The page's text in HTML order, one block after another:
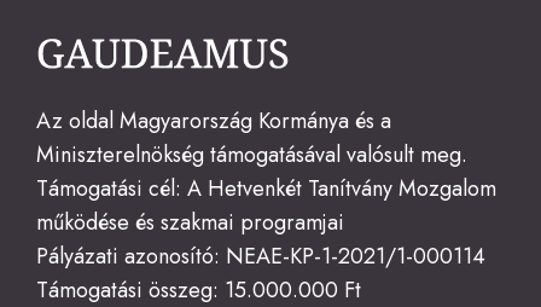
Az oldal Magyarország Kormánya és a
Miniszterelnökség támogatásával valósult meg.
Támogatási cél: A Hetvenkét Tanítvány Mozgalom
működése és szakmai programjai
Pályázati azonosító: NEAE-KP-1-2021/1-000114
Támogatási összeg: 15.000.000 Ft